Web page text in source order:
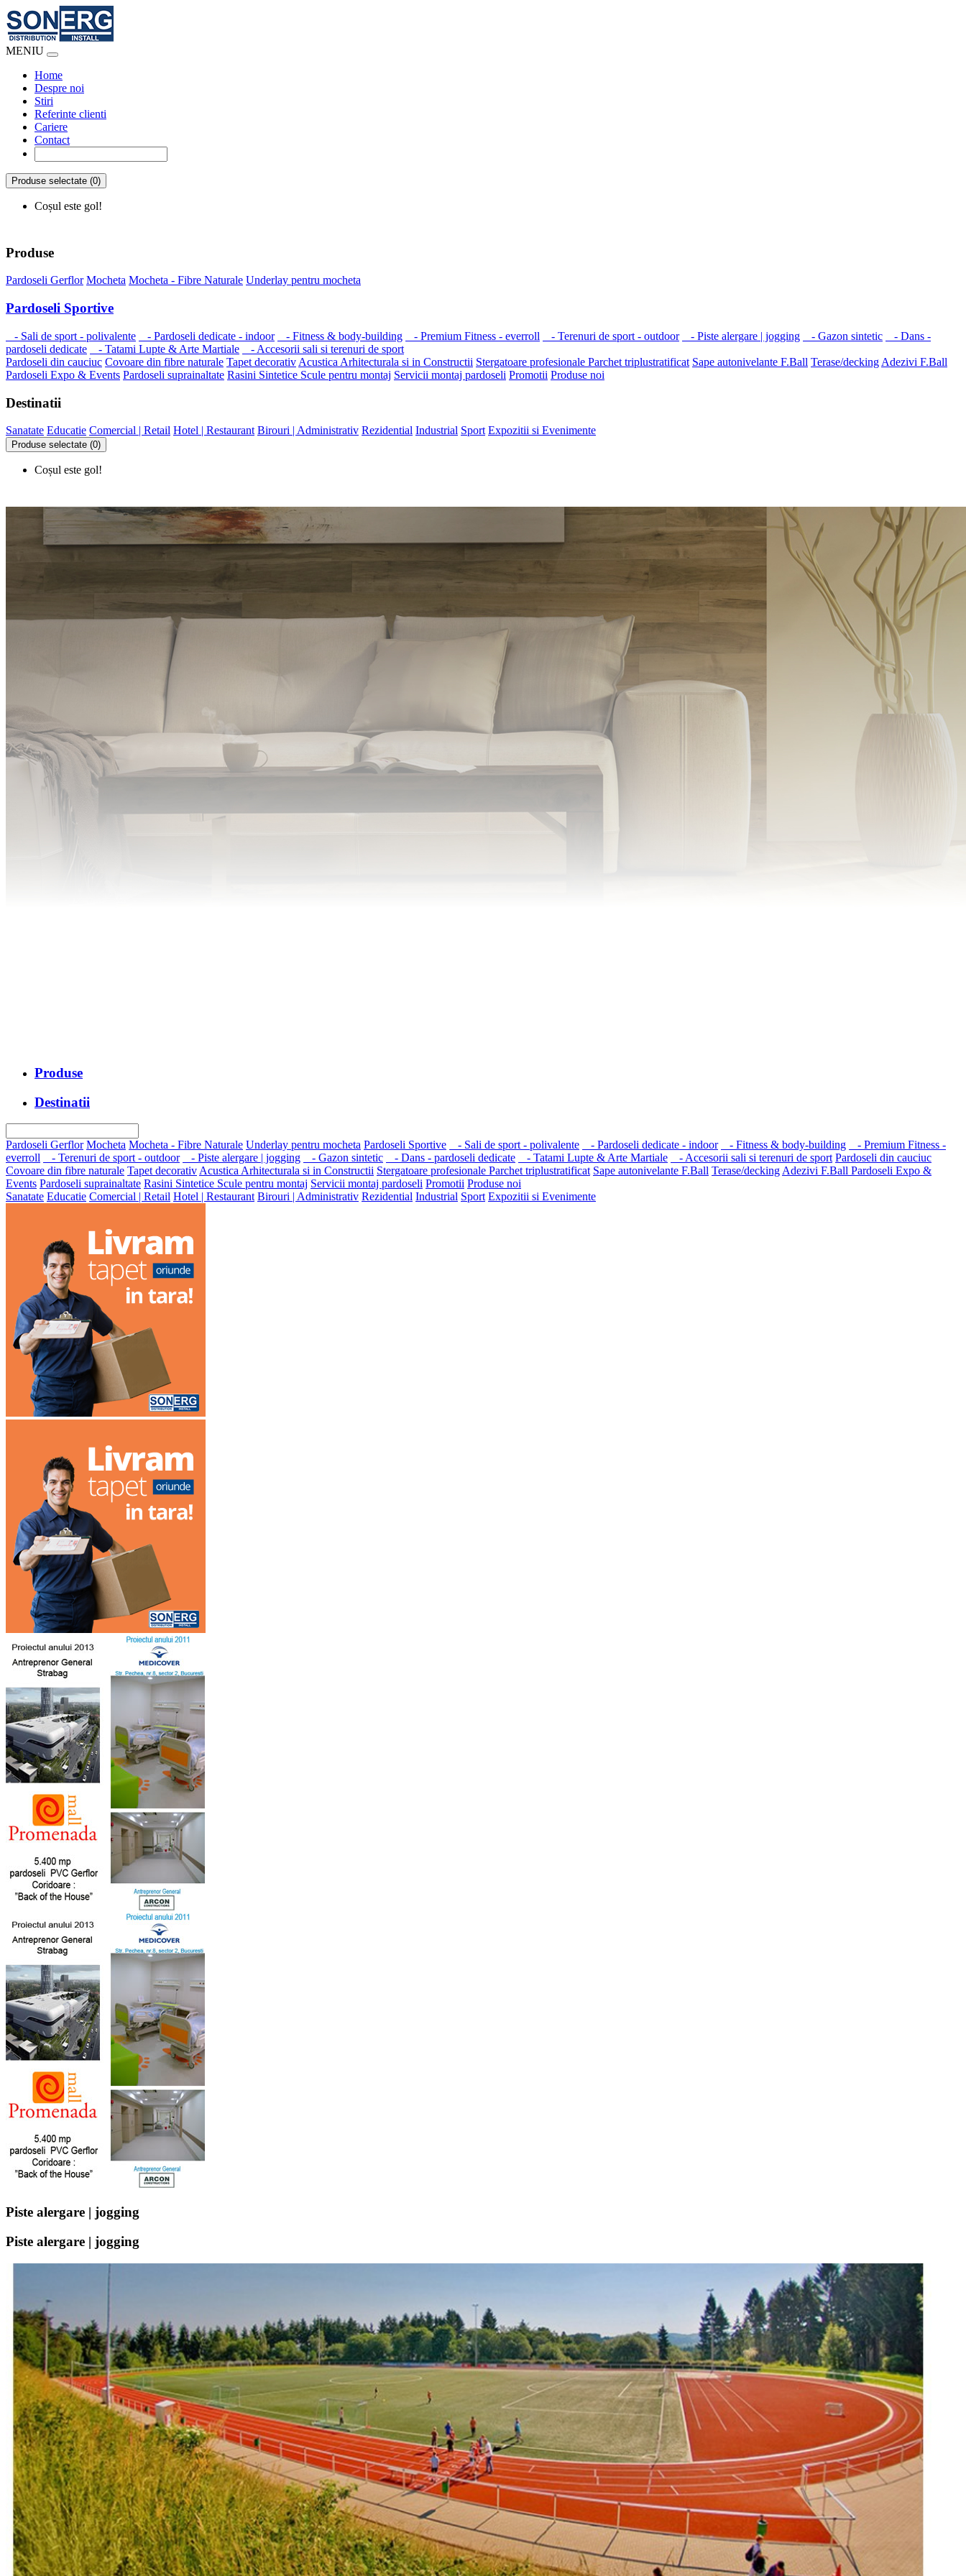
MENIU
Home
Despre noi
Stiri
Referinte clienti
Cariere
Contact
Produse selectate (0)
Coșul este gol!
Produse
Pardoseli Gerflor Mocheta Mocheta - Fibre Naturale Underlay pentru mocheta
Pardoseli Sportive
- Sali de sport - polivalente - Pardoseli dedicate - indoor - Fitness & body-building - Premium Fitness - everroll - Terenuri de sport - outdoor - Piste alergare | jogging - Gazon sintetic
- Dans -
pardoseli dedicate
- Tatami Lupte & Arte Martiale
- Accesorii sali si terenuri de sport
Pardoseli din cauciuc Covoare din fibre naturale Tapet decorativ Acustica Arhitecturala si in Constructii Stergatoare profesionale Parchet triplustratificat Sape autonivelante F.Ball Terase/decking Adezivi F.Ball
Pardoseli Expo & Events Pardoseli suprainaltate Rasini Sintetice Scule pentru montaj Servicii montaj pardoseli Promotii Produse noi
Destinatii
Sanatate Educatie Comercial | Retail Hotel | Restaurant Birouri | Administrativ Rezidential Industrial Sport Expozitii si Evenimente
Produse selectate (0)
Coșul este gol!
Produse
Destinatii
Pardoseli Gerflor Mocheta Mocheta - Fibre Naturale Underlay pentru mocheta Pardoseli Sportive - Sali de sport - polivalente - Pardoseli dedicate - indoor - Fitness & body-building
- Premium Fitness -
everroll
- Terenuri de sport - outdoor - Piste alergare | jogging - Gazon sintetic - Dans - pardoseli dedicate - Tatami Lupte & Arte Martiale - Accesorii sali si terenuri de sport Pardoseli din cauciuc
Covoare din fibre naturale Tapet decorativAcustica Arhitecturala si in Constructii Stergatoare profesionale Parchet triplustratificat Sape autonivelante F.Ball Terase/deckingAdezivi F.Ball Pardoseli Expo &
Events Pardoseli suprainaltate Rasini Sintetice Scule pentru montaj Servicii montaj pardoseli Promotii Produse noi
Sanatate Educatie Comercial | Retail Hotel | Restaurant Birouri | Administrativ Rezidential Industrial Sport Expozitii si Evenimente
Piste alergare | jogging
Piste alergare | jogging